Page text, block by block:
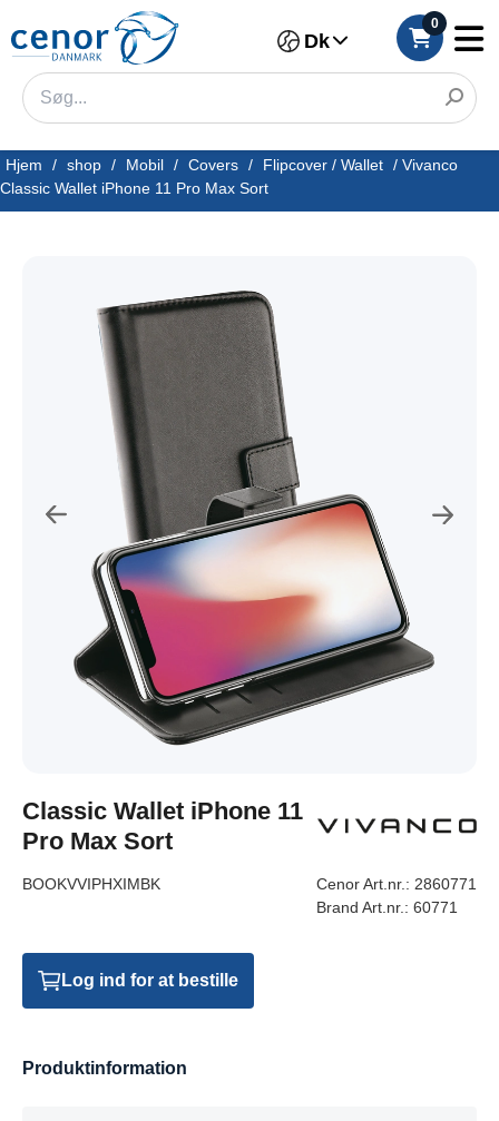
Dk
0
Hjem / shop / Mobil / Covers / Flipcover / Wallet / Vivanco
Classic Wallet iPhone 11 Pro Max Sort
Classic Wallet iPhone 11
Pro Max Sort
BOOKVVIPHXIMBK Cenor Art.nr.: 2860771
Brand Art.nr.: 60771
Log ind for at bestille
Produktinformation